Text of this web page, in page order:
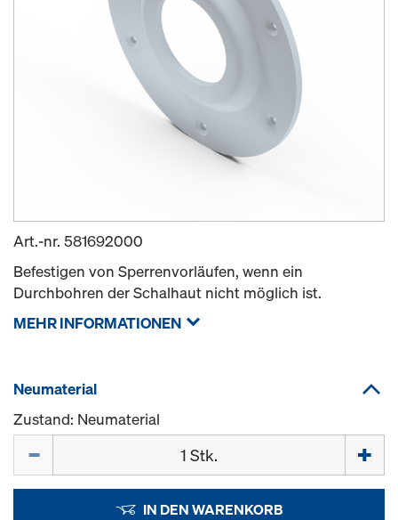
Art.-nr. 581692000
Befestigen von Sperrenvorläufen, wenn ein
Durchbohren der Schalhaut nicht möglich ist.
MEHR INFORMATIONEN
Neumaterial
Zustand: Neumaterial
IN DEN WARENKORB